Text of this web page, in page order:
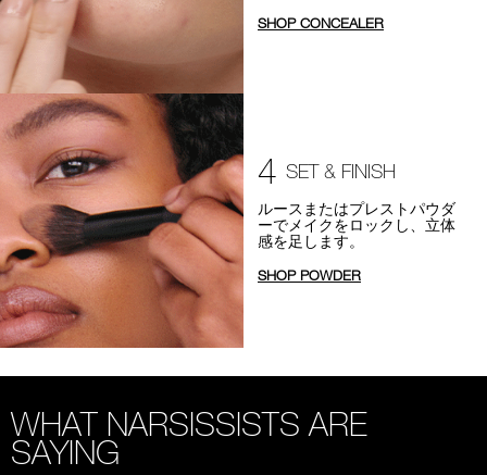
SHOP CONCEALER
4 SET & FINISH
ルースまたはプレストパウダ
ーでメイクをロックし、立体
感を足します。
SHOP POWDER
WHAT NARSISSISTS ARE
SAYING